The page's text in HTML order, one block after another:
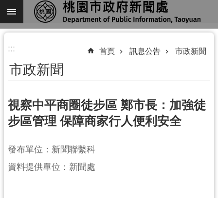
跳到主要內容區塊
進
搜
尋
關
我
們
::: 首頁 訊息公告 市政新聞
市政新聞
視察中平商圈徒步區 鄭市長：加強徒
步區管理 保障商家行人便利安全
發布單位：新聞聯繫科
資料提供單位：新聞處